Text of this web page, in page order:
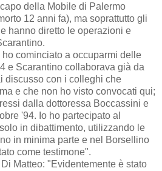
della Mobile di Palermo
12 anni fa), ma soprattutto gli
hanno diretto le operazioni e
cominciato a occuparmi delle
e Scarantino collaborava già da
discusso con i colleghi che
e che non ho visto convocati qui;
dalla dottoressa Boccassini e
'94. Io ho partecipato al
in dibattimento, utilizzando le
in minima parte e nel Borsellino
come testimone".
Matteo: "Evidentemente è stato